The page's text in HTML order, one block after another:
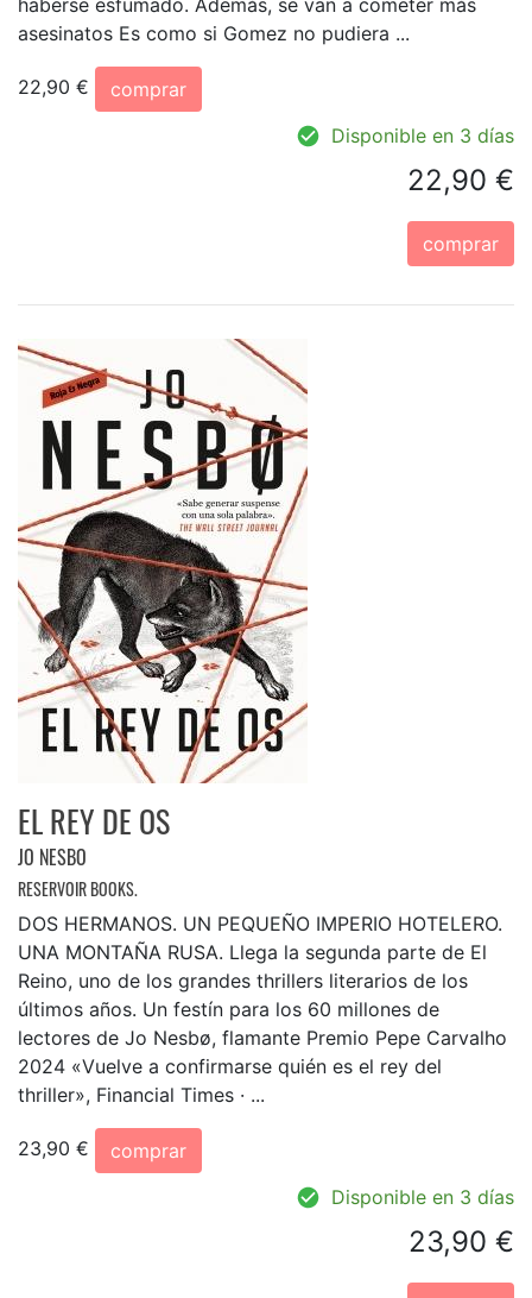
asesinatos Es como si Gomez no pudiera ...
22,90 €
comprar
Disponible en 3 días
22,90 €
comprar
EL REY DE OS
JO NESBO
RESERVOIR BOOKS.
DOS HERMANOS. UN PEQUEÑO IMPERIO HOTELERO.
UNA MONTAÑA RUSA. Llega la segunda parte de El
Reino, uno de los grandes thrillers literarios de los
últimos años. Un festín para los 60 millones de
lectores de Jo Nesbø, flamante Premio Pepe Carvalho
2024 «Vuelve a confirmarse quién es el rey del
thriller», Financial Times · ...
23,90 €
comprar
Disponible en 3 días
23,90 €